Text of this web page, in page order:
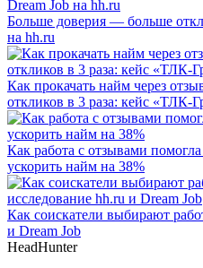
Больше доверия — больше
на hh.ru
Как прокачать найм через
откликов в 3 раза: кейс «ТЛК-
Как работа с отзывами
ускорить найм на 38%
Как соискатели выбирают
и Dream Job
HeadHunter